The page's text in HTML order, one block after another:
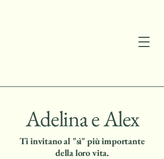
Adelina e Alex
Ti invitano al "sì" più importante
della loro vita.